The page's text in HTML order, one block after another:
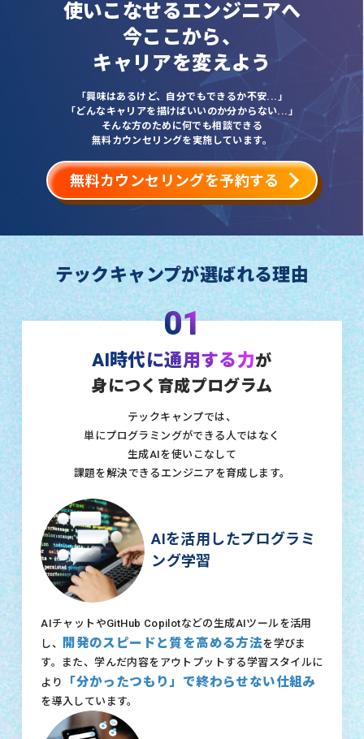
使いこなせるエンジニアへ
今ここから、
キャリアを変えよう
「興味はあるけど、自分でもできるか不安...」
「どんなキャリアを描けばいいのか分からない...」
そんな方のために何でも相談できる
無料カウンセリングを実施しています。
無料カウンセリングを予約する
テックキャンプが選ばれる理由
01
AI時代に通用する力が
身につく育成プログラム
テックキャンプでは、
単にプログラミングができる人ではなく
生成AIを使いこなして
課題を解決できるエンジニアを育成します。
AIを活用したプログラミ
ング学習
AIチャットやGitHub Copilotなどの生成AIツールを活用
し、
開発のスピードと質を高める方法を学びま
す。また、学んだ内容をアウトプットする学習スタイルに
より
「分かったつもり」で終わらせない仕組み
を導入しています。